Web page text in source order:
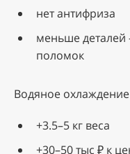
нет антифриза
меньше
поломок
Водяное
+3.5–5 кг веса
+30–50 тыс ₽ к